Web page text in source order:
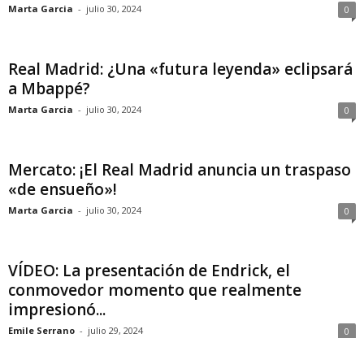
Marta Garcia - julio 30, 2024 0
Real Madrid: ¿Una «futura leyenda» eclipsará
a Mbappé?
Marta Garcia - julio 30, 2024 0
Mercato: ¡El Real Madrid anuncia un traspaso
«de ensueño»!
Marta Garcia - julio 30, 2024 0
VÍDEO: La presentación de Endrick, el
conmovedor momento que realmente
impresionó...
Emile Serrano - julio 29, 2024 0